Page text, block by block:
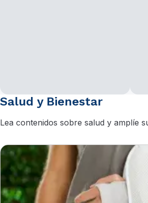
Salud y Bienestar
Lea contenidos sobre salud y amplíe